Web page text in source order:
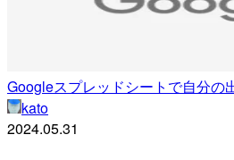
Googleスプレッドシートで自分の
kato
2024.05.31